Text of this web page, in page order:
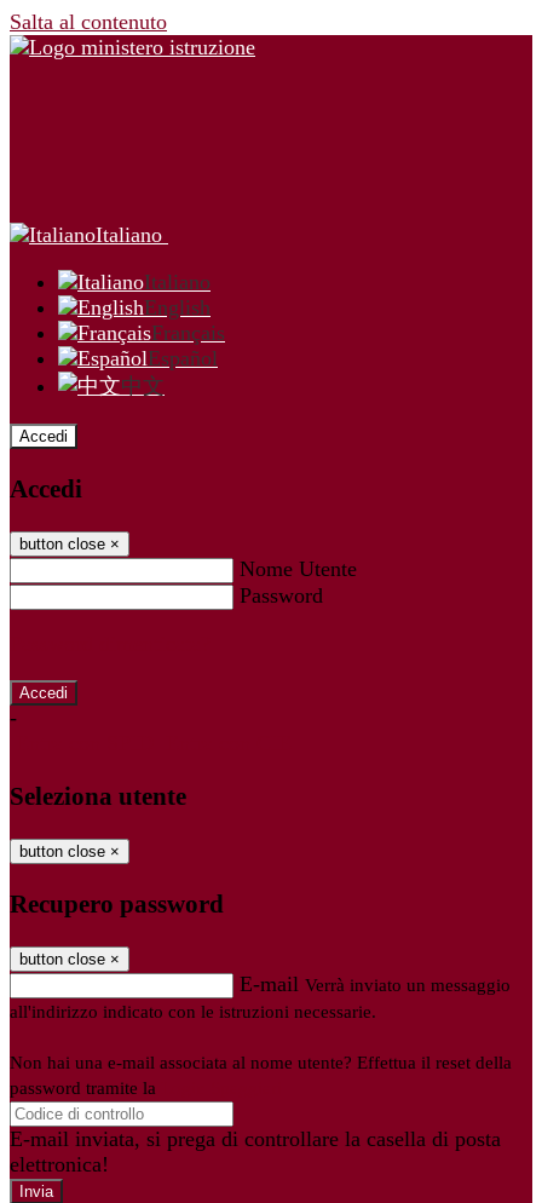
Salta al contenuto
Italiano
Italiano
English
Français
Español
中文
Accedi
Accedi
button close ×
Nome Utente
Password
-
Seleziona utente
button close ×
Recupero password
button close ×
E-mail Verrà inviato un messaggio
all'indirizzo indicato con le istruzioni necessarie.
Non hai una e-mail associata al nome utente? Effettua il reset della
password tramite la
E-mail inviata, si prega di controllare la casella di posta
elettronica!